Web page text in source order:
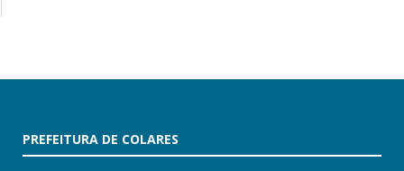
PREFEITURA DE COLARES